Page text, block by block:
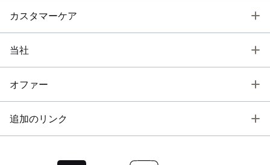
カスタマーケア
当社
オファー
追加のリンク